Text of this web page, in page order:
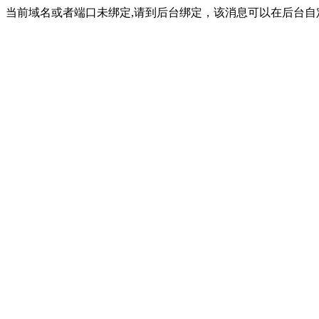
当前域名或者端口未绑定,请到后台绑定，该消息可以在后台自